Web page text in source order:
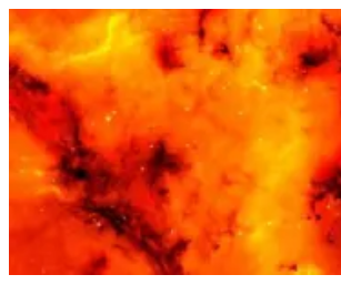
Zum
Inhalt
springen